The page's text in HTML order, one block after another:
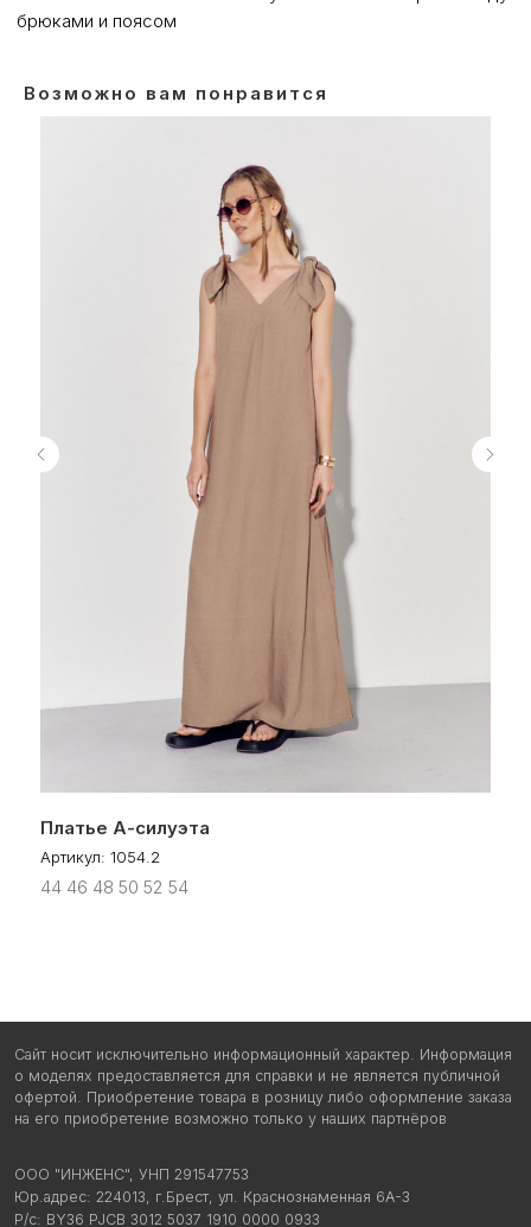
брюками и поясом
Возможно вам понравится
Платье А-силуэта
Артикул: 1054.2
44 46 48 50 52 54
OOO "ИНЖЕНС", УНП 291547753
Юр.адрес: 224013, г.Брест, ул. Краснознаменная 6А-3
Р/с: BY36 PJCB 3012 5037 1910 0000 0933
ОАО "Приорбанк", ЦБУ 500 г.Брест Б.Шевченко 6/1, БИК PJCBBY2X
© 2025 COCKTAIL
Сайт носит исключительно информационный характер. Информация
о моделях предоставляется для справки и не является публичной
офертой. Приобретение товара в розницу либо оформление заказа
на его приобретение возможно только у наших партнёров
Политика в отношении обработки персональных данных
Пользовательское соглашение